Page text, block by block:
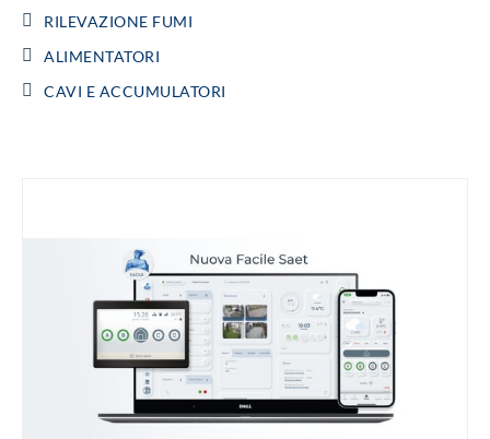
RILEVAZIONE FUMI
ALIMENTATORI
CAVI E ACCUMULATORI